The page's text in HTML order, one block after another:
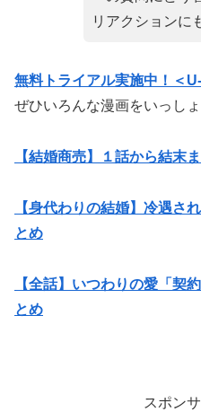
リアクションに
無料トライアル実施中！＜
ぜひいろんな漫画をいっし
【結婚商売】１話から結末
【身代わりの結婚】冷遇さ
とめ
【全話】いつわりの愛「契
とめ
スポン